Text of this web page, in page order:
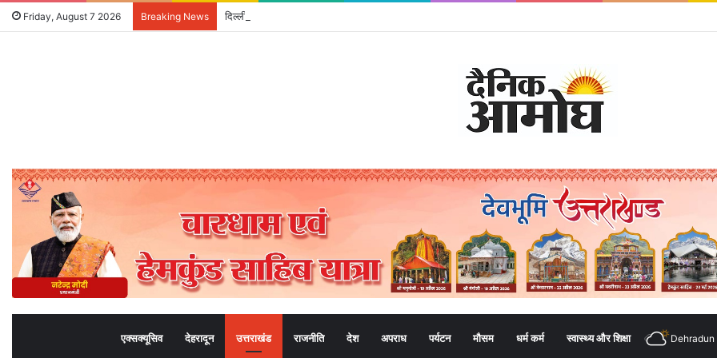
Friday, August 7 2026 Breaking News
एक्सक्यूसिव देहरादून उत्तराखंड राजनीति देश अपराध पर्यटन मौसम धर्म कर्म स्वास्थ्य और शिक्षा Dehradun